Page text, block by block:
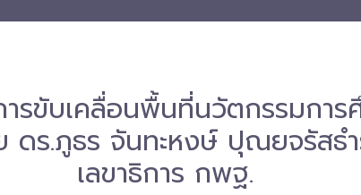
ารขับเคลื่อนพื้นที่นวัตกรรมการ
ดร.ภูธร จันทะหงษ์ ปุณยจรัสธ
เลขาธิการ กพฐ.